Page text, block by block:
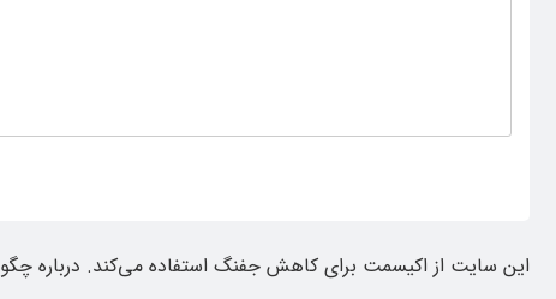
این سایت از اکیسمت برای کاهش جفنگ استفاده می‌کند. درباره